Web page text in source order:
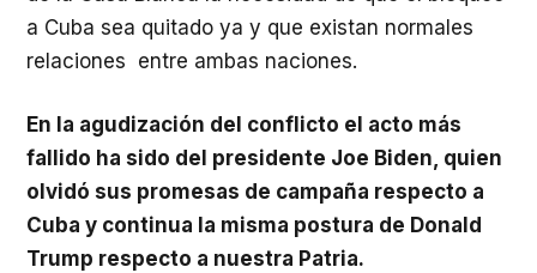
a Cuba sea quitado ya y que existan normales
relaciones entre ambas naciones.
En la agudización del conflicto el acto más
fallido ha sido del presidente Joe Biden, quien
olvidó sus promesas de campaña respecto a
Cuba y continua la misma postura de Donald
Trump respecto a nuestra Patria.